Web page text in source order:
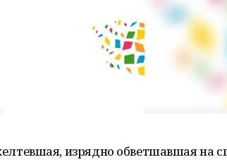
изрядно обветшавшая на